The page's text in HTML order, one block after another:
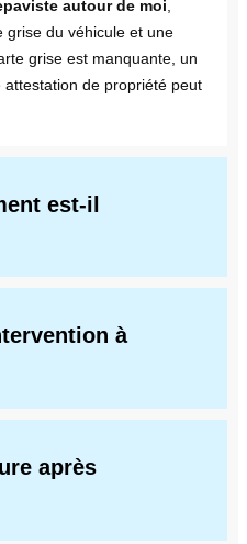
autour de moi
grise du véhicule et une
grise est manquante, un
de propriété peut
est-il
à
après